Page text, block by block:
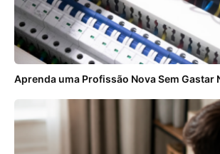
Aprenda uma Profissão Nova Sem Gastar